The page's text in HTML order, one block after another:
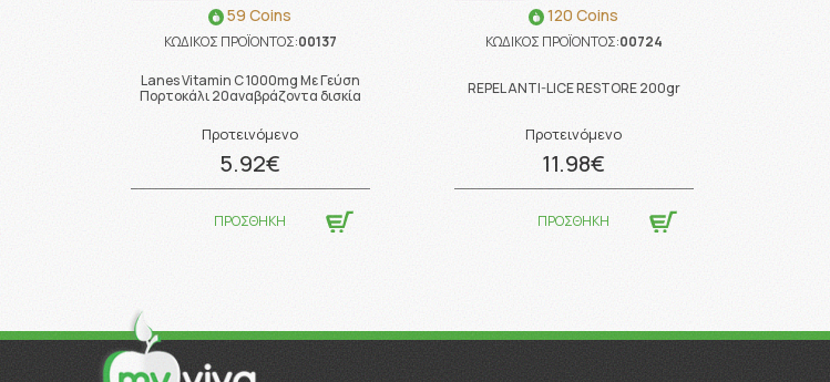
59 Coins
ΚΩΔΙΚΟΣ ΠΡΟΪΟΝΤΟΣ:00137
Lanes Vitamin C 1000mg Με Γεύση
Πορτοκάλι 20αναβράζοντα δισκία
Προτεινόμενο
5.92€
ΠΡΟΣΘΗΚΗ
120 Coins
ΚΩΔΙΚΟΣ ΠΡΟΪΟΝΤΟΣ:00724
REPEL ANTI-LICE RESTORE 200gr
Προτεινόμενο
11.98€
ΠΡΟΣΘΗΚΗ